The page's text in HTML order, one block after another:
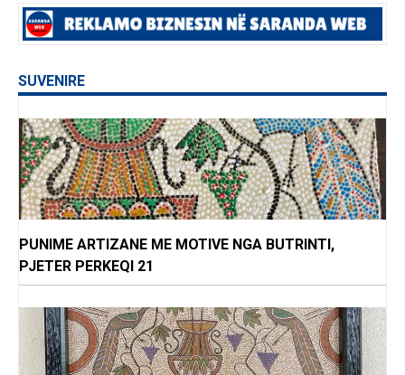
SUVENIRE
PUNIME ARTIZANE ME MOTIVE NGA BUTRINTI,
PJETER PERKEQI 21